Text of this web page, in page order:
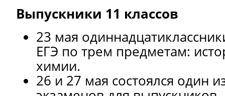
Выпускники 11 классов
23 мая
ЕГЭ по трем предметам:
химии.
26 и 27 мая состоялся один